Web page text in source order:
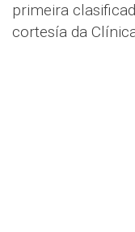
primeira
cortesía da